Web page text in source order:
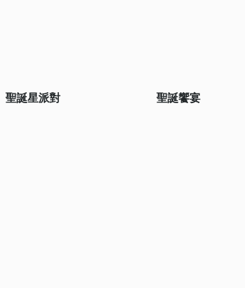
聖誕星派對 聖誕饗宴